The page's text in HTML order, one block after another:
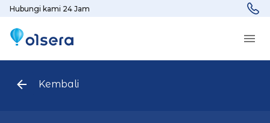
Hubungi kami 24 Jam
Kembali